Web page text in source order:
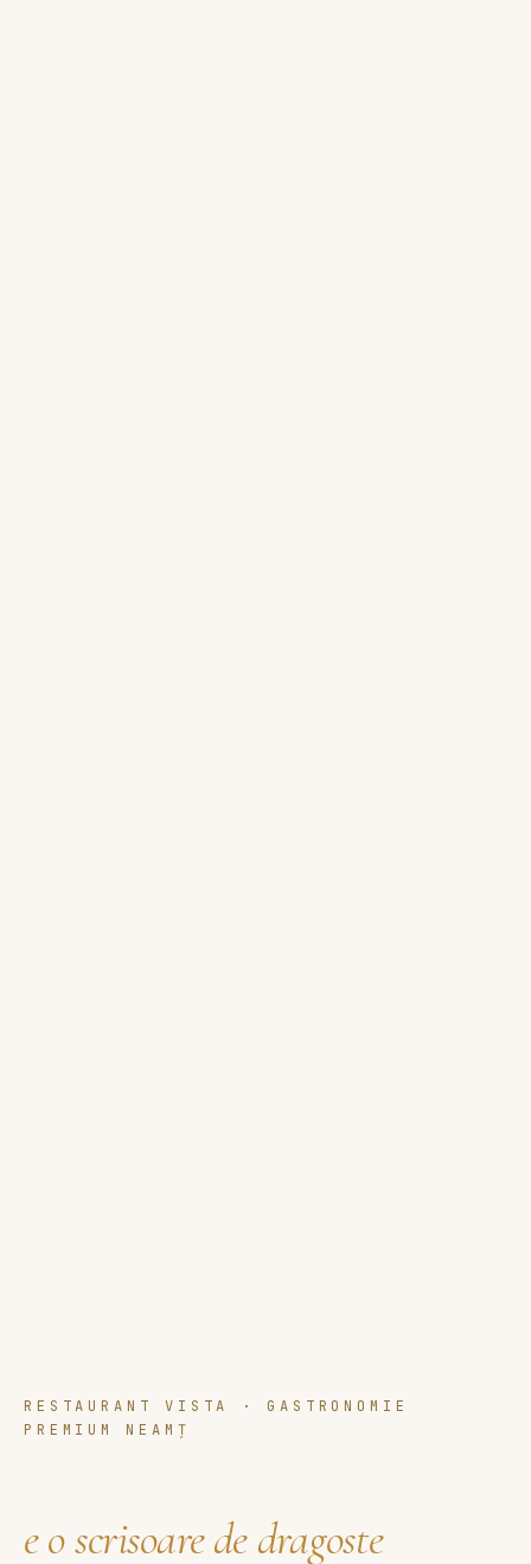
RESTAURANT VISTA · GASTRONOMIE
PREMIUM NEAMȚ
e o scrisoare de dragoste